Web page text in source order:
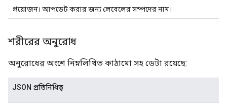
প্রয়োজন। আপডেট করার জন্য লেবেলের সম্পদের নাম।
শরীরের অনুরোধ
অনুরোধের অংশে নিম্নলিখিত কাঠামো সহ ডেটা রয়েছে:
JSON প্রতিনিধিত্ব